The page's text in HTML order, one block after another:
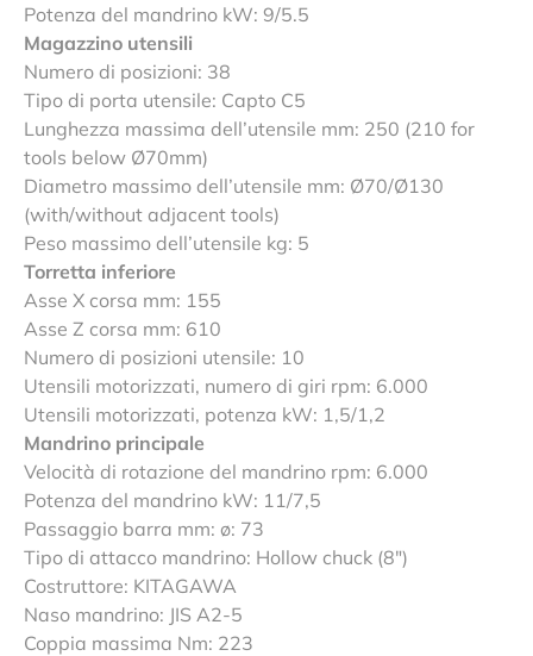
Potenza del mandrino kW: 9/5.5
Magazzino utensili
Numero di posizioni: 38
Tipo di porta utensile: Capto C5
Lunghezza massima dell’utensile mm: 250 (210 for
tools below Ø70mm)
Diametro massimo dell’utensile mm: Ø70/Ø130
(with/without adjacent tools)
Peso massimo dell’utensile kg: 5
Torretta inferiore
Asse X corsa mm: 155
Asse Z corsa mm: 610
Numero di posizioni utensile: 10
Utensili motorizzati, numero di giri rpm: 6.000
Utensili motorizzati, potenza kW: 1,5/1,2
Mandrino principale
Velocità di rotazione del mandrino rpm: 6.000
Potenza del mandrino kW: 11/7,5
Passaggio barra mm: ø: 73
Tipo di attacco mandrino: Hollow chuck (8″)
Costruttore: KITAGAWA
Naso mandrino: JIS A2-5
Coppia massima Nm: 223